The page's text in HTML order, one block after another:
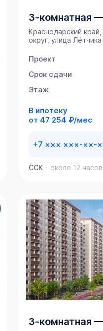
3-комнатная
Краснодарский
округ, улица
Проект
Срок сдачи
Этаж
В ипотеку
от 47 254 ₽/мес
+7 ××× ×××-××-
ССК около 12
3-комнатная